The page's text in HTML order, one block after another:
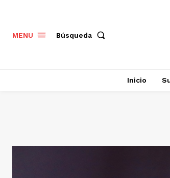
MENU Búsqueda
Inicio